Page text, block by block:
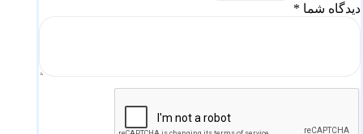
دیدگاه شما *